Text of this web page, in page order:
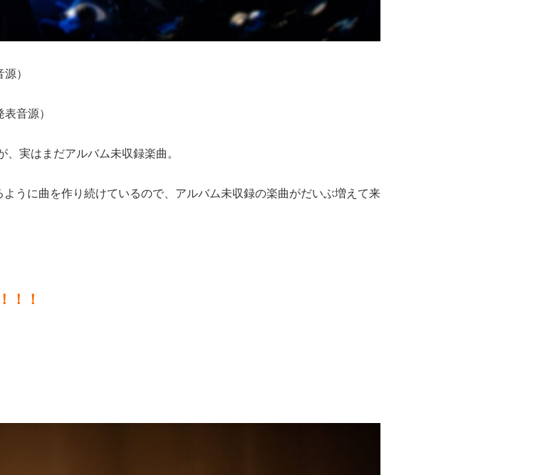
）
音源）
実はまだアルバム未収録楽曲。
うに曲を作り続けているので、アルバム未収録の楽曲がだいぶ増えて来
！！